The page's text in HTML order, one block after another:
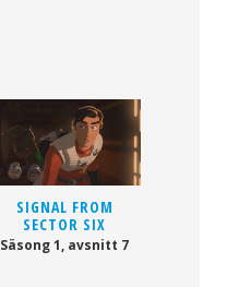
SIGNAL FROM
SECTOR SIX
Säsong 1, avsnitt 7